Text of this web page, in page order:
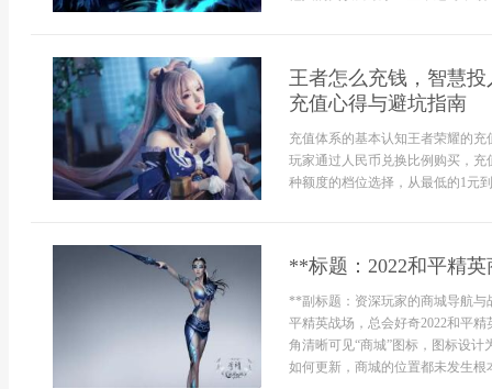
王者怎么充钱，智慧
充值心得与避坑指南
充值体系的基本认知王者荣耀的
玩家通过人民币兑换比例购买，
种额度的档位选择，从最低的1元
**标题：2022和平精
**副标题：资深玩家的商城导航
平精英战场，总会好奇2022和平
角清晰可见“商城”图标，图标设
如何更新，商城的位置都未发生根